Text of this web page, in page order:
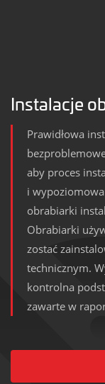
Instalacje
Prawidłowa
aby proces
i
obrabiarki
Obrabiarki
zostać
technicznym.
kontrolna
zawarte w